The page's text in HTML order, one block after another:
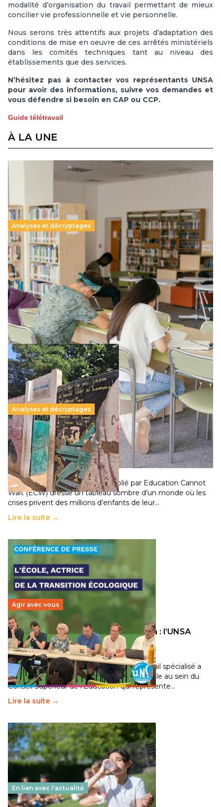
modalité d’organisation du travail permettant de mieux
concilier vie professionnelle et vie personnelle.
Nous serons très attentifs aux projets d’adaptation des
conditions de mise en oeuvre de ces arrêtés ministériels
dans les comités techniques tant au niveau des
établissements que des services.
N’hésitez pas à contacter vos représentants UNSA
pour avoir des informations, suivre vos demandes et
vous défendre si besoin en CAP ou CCP.
Guide télétravail
À LA UNE
Analyses et décryptages
Supérieur privé : une dérive qui met à mal la
promesse républicaine
11 juillet 2026-
Le projet de loi sur la régulation de l’enseignement
supérieur privé met en lumière l’amplification d’un système
qui relègue l’acte pédagogique au superfétatoire, voire à…
Lire la suite →
Analyses et décryptages
258 millions d’enfants victimes de la guerre, des
chocs climatiques et des déplacements de
population
11 juillet 2026- National
Un nouveau rapport mondial publié par Education Cannot
Wait (ECW) dresse un tableau sombre d’un monde où les
crises privent des millions d’enfants de leur…
Lire la suite →
Agir avec vous
Transition écologique de l’éducation : l’UNSA
Éducation fait bouger les lignes
30 juin 2026-National
Pendant plusieurs mois, un groupe de travail spécialisé a
travaillé sur la transition écologique de l’Ecole au sein du
Conseil Supérieur de l’Éducation qui représente…
Lire la suite →
En lien avec l'actualité